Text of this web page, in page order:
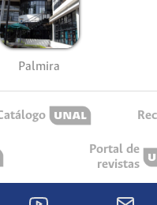
Palmira
Portal de
revistas